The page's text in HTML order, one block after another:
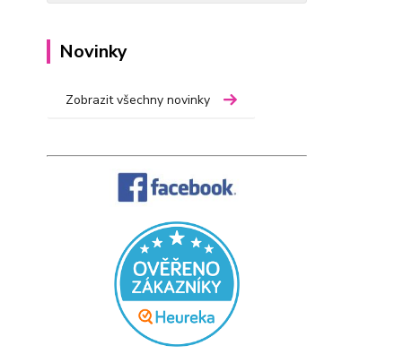
Novinky
Zobrazit všechny novinky